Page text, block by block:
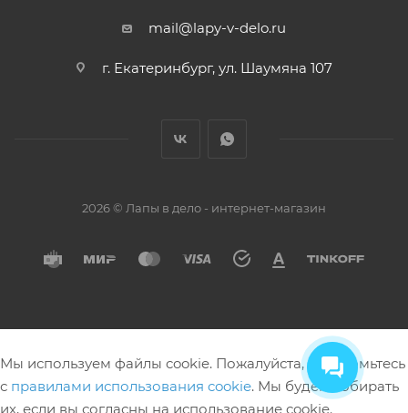
mail@lapy-v-delo.ru
г. Екатеринбург, ул. Шаумяна 107
2026 © Лапы в дело - интернет-магазин
Мы используем файлы cookie. Пожалуйста, ознакомьтесь
с правилами использования cookie. Мы будем собирать
их, если вы согласны на использование cookie.